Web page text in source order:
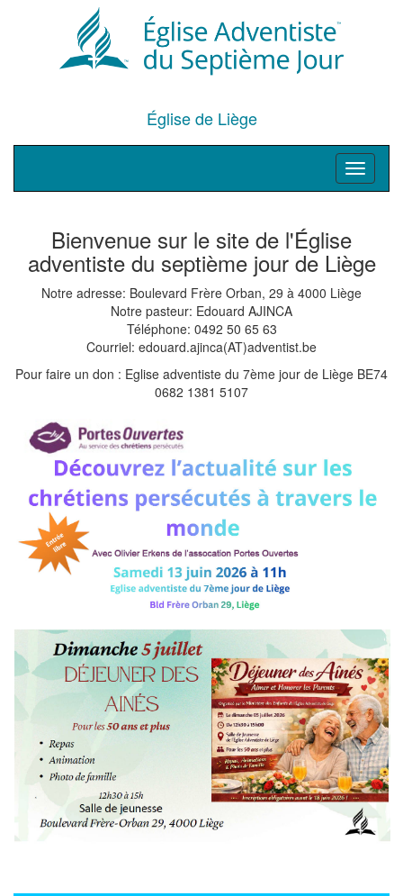
Église de Liège
Toggle
Bienvenue sur le site de l'Église
adventiste du septième jour de Liège
Notre adresse: Boulevard Frère Orban, 29 à 4000 Liège
Notre pasteur: Edouard AJINCA
Téléphone: 0492 50 65 63
Courriel: edouard.ajinca(AT)adventist.be
Pour faire un don : Eglise adventiste du 7ème jour de Liège BE74
0682 1381 5107